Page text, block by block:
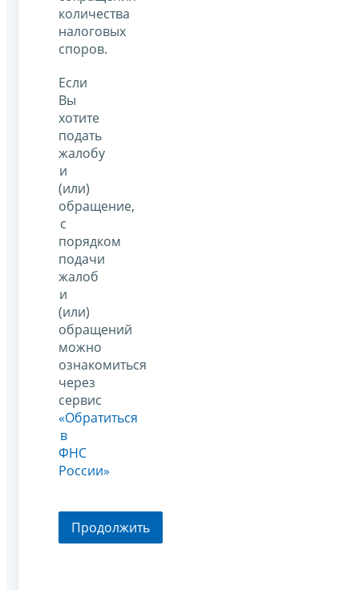
количества
налоговых
споров.
Если
Вы
хотите
подать
жалобу
и
(или)
обращение,
с
порядком
подачи
жалоб
и
(или)
обращений
можно
ознакомиться
через
сервис
«Обратиться
в
ФНС
России»
Продолжить